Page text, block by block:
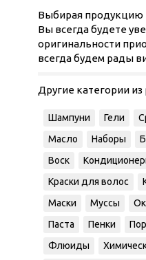
Выбирая продукцию
Вы всегда будете
оригинальности
всегда будем рады
Другие категории из
Шампуни Гели
Масло
Наборы
Воск
Краски для волос
Маски
Муссы
Паста
Пенки
Флюиды